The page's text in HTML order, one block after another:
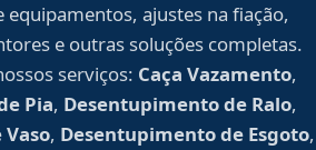
ajustes na fiação,
e outras soluções completas.
serviços: Caça Vazamento,
Pia, Desentupimento de Ralo,
, Desentupimento de Esgoto,